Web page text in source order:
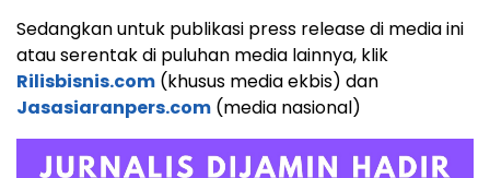
Sedangkan untuk publikasi press release di media ini
atau serentak di puluhan media lainnya, klik
Rilisbisnis.com (khusus media ekbis) dan
Jasasiaranpers.com (media nasional)